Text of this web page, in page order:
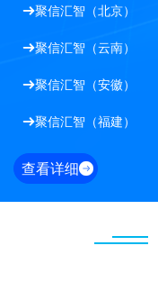
聚信汇智（北京）
聚信汇智（云南）
聚信汇智（安徽）
聚信汇智（福建）
查看详细